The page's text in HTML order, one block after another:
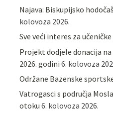
Najava: Biskupijsko
kolovoza 2026.
Sve veći interes za
Projekt dodjele donacija
2026. godini 6. kolovoza
Održane Bazenske
Vatrogasci s područja
otoku 6. kolovoza 2026.